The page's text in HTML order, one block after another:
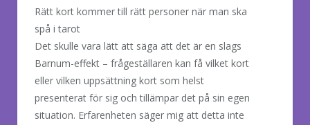
Rätt kort kommer till rätt personer när man ska
spå i tarot
Det skulle vara lätt att säga att det är en slags
Barnum-effekt – frågeställaren kan få vilket kort
eller vilken uppsättning kort som helst
presenterat för sig och tillämpar det på sin egen
situation. Erfarenheten säger mig att detta inte